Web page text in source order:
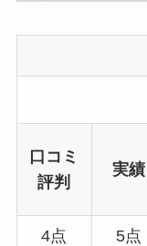
口コミ
評判
実績
4点
5点